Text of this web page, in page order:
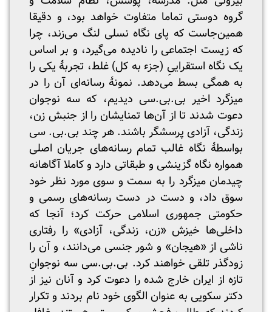
گروه دوستی تماما متفاوت خواهد بود، و دقیقا
همین‌جاست که پای نگاه نسلی لنگ می‌زند، چرا
که زیست اجتماعی را نادیده می‌گیرد، و بر اساس
یک نگاه استقراییِ (جزء به کل) غلط، تجربۀ یکی را
به همگی بسط می‌دهد. نمونۀ رسانه‌ای آن را در
میزگرد اخیر بی.بی.سی دیدیم، که سه نوجوان
دعوت شدند تا از آن‌ها تمنایشان را از جنبش زن،
زندگی، آزادی پرسشگر باشند. هر چند بی.بی. سی
بواسطۀ نگاه غالب تمام رسانه‌های جریان اصلی
همواره نگاه گزینشی و طبقاتی دارد و کاملا آگاهانه
چیدمان میزگرد را به سمت و سوی مورد نظر خود
سوق داد، و دست در دست رسانه‌های رسمی و
حکومتی جمهوری اسلامی حرکت کرد؛ آنجا که
داخلی‌ها خیزش «زن، زندگی، آزادی» را رفتاری
ناشی از «هیجان» و شور جنسی می‌دانند، و آن را
زودگذر تلقی خواهند کرد. بی.بی.سی سه نوجوانِ
تازه از ایران خارج شده را دعوت کرد و آنان نیز از
دکتر سکویی به عنوان الگوی خود نام بردند و تکرار